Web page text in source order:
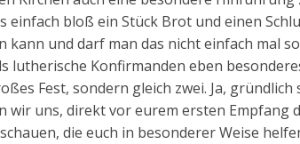
bloß ein Stück Brot und einen
und darf man das nicht einfach mal so
lutherische Konfirmanden eben
Fest, sondern gleich zwei. Ja, gründlich
uns, direkt vor eurem ersten Empfang
die euch in besonderer Weise